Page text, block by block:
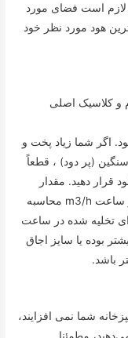
است فضای مورد
هود مورد نظر خود
و کلاسیک اصلی
اگر شما زیاد پخت و
(پر دود) ، قطعاً
قرار دهید. مقدار
اندازه گیری قدرت هود از طریق متر مکعب بر ساعت m3/h محاسبه
تخلیه شده در ساعت
بوده یا سایز اجاق
باشد.
شما نمی افزایند،